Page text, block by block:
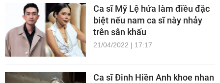
Ca sĩ Mỹ Lệ hứa làm điều đặc
biệt nếu nam ca sĩ này nhảy
trên sân khấu
21/04/2022 | 17:17
Ca sĩ Đinh Hiền Anh khoe nhan